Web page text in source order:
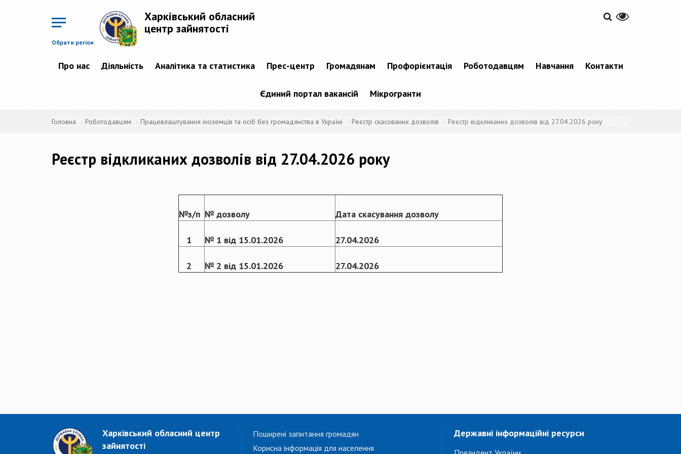
Обрати регіон
Харківський обласний
центр зайнятості
Про нас Діяльність Аналітика та статистика Прес-центр Громадянам Профорієнтація Роботодавцям Навчання Контакти
Єдиний портал вакансій Мікрогранти
Головна Роботодавцям Працевлаштування іноземців та осіб без громадянства в Україні Реєстр скасованих дозволів Реєстр відкликаних дозволів від 27.04.2026 року
Реєстр відкликаних дозволів від 27.04.2026 року
№з/п № дозволу Дата скасування дозволу
1 № 1 від 15.01.2026 27.04.2026
2 № 2 від 15.01.2026 27.04.2026
Харківський обласний центр
зайнятості
Поширені запитання громадян
Корисна інформація для населення
Державні інформаційні ресурси